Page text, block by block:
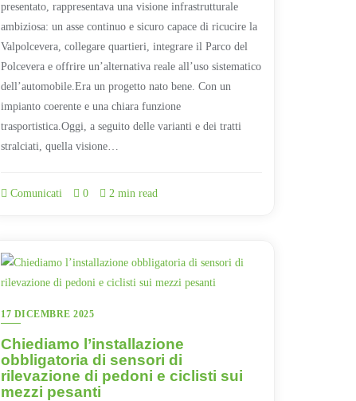
presentato, rappresentava una visione infrastrutturale
ambiziosa: un asse continuo e sicuro capace di ricucire la
Valpolcevera, collegare quartieri, integrare il Parco del
Polcevera e offrire un’alternativa reale all’uso sistematico
dell’automobile.Era un progetto nato bene. Con un
impianto coerente e una chiara funzione
trasportistica.Oggi, a seguito delle varianti e dei tratti
stralciati, quella visione…
Comunicati 0 2 min read
17 DICEMBRE 2025
Chiediamo l’installazione
obbligatoria di sensori di
rilevazione di pedoni e ciclisti sui
mezzi pesanti